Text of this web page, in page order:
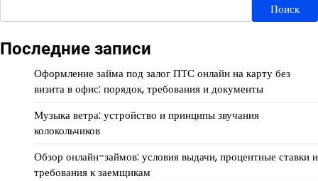
Поиск
Последние записи
Оформление займа под залог ПТС онлайн на карту без
визита в офис: порядок, требования и документы
Музыка ветра: устройство и принципы звучания
колокольчиков
Обзор онлайн-займов: условия выдачи, процентные ставки и
требования к заемщикам